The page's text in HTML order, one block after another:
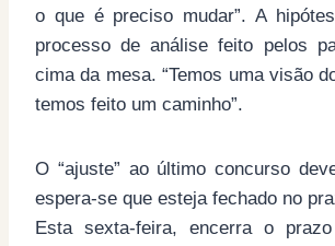
o que é preciso mudar”. A
processo de análise feito pelos
cima da mesa. “Temos uma visão
temos feito um caminho”.
O “ajuste” ao último concurso
espera-se que esteja fechado no
Esta sexta-feira, encerra o